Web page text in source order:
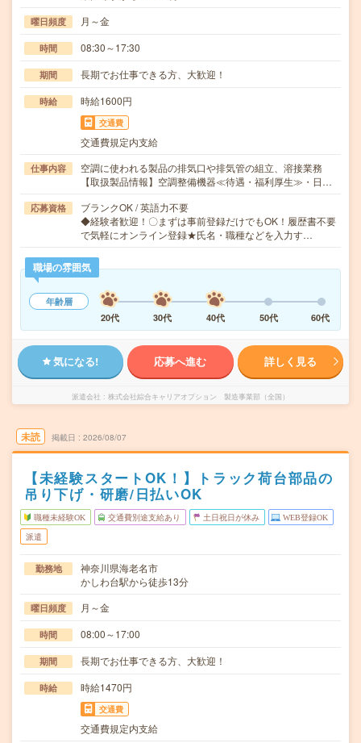
曜日頻度 月～金
時間 08:30～17:30
期間 長期でお仕事できる方、大歓迎！
時給 時給1600円
交通費
交通費規定内支給
仕事内容
空調に使われる製品の排気口や排気管の組立、溶接業務
【取扱製品情報】空調整備機器≪待遇・福利厚生≫・日…
応募資格
ブランクOK / 英語力不要
◆経験者歓迎！〇まずは事前登録だけでもOK！履歴書不要
で気軽にオンライン登録★氏名・職種などを入力す…
職場の雰囲気
年齢層
20代
30代 40代 50代 60代
気になる! 応募へ進む 詳しく見る
派遣会社 株式会社綜合キャリアオプション 製造事業部（全国）
未読 掲載日 2026/08/07
【未経験スタートOK！】トラック荷台部品の
吊り下げ・研磨/日払いOK
職種未経験OK 交通費別途支給あり 土日祝日が休み WEB登録OK
派遣
勤務地
神奈川県海老名市
かしわ台駅から徒歩13分
曜日頻度 月～金
時間 08:00～17:00
期間 長期でお仕事できる方、大歓迎！
時給 時給1470円
交通費
交通費規定内支給